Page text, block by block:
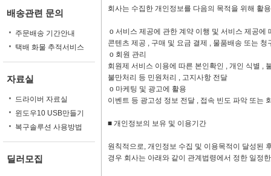
배송관련 문의
주문배송 기간안내
택배 화물 추적서비스
자료실
드라이버 자료실
윈도우10 USB만들기
복구솔루션 사용방법
딜러모집
회사는 수집한 개인정보를 다음의 목적을 위해 활
ο 서비스 제공에 관한 계약 이행 및 서비스 제공에
콘텐츠 제공 , 구매 및 요금 결제 , 물품배송 또는
ο 회원 관리
회원제 서비스 이용에 따른 본인확인 , 개인 식별 ,
불만처리 등 민원처리 , 고지사항 전달
ο 마케팅 및 광고에 활용
이벤트 등 광고성 정보 전달 , 접속 빈도 파악 또는
■ 개인정보의 보유 및 이용기간
원칙적으로, 개인정보 수집 및 이용목적이 달성된
경우 회사는 아래와 같이 관계법령에서 정한 일정